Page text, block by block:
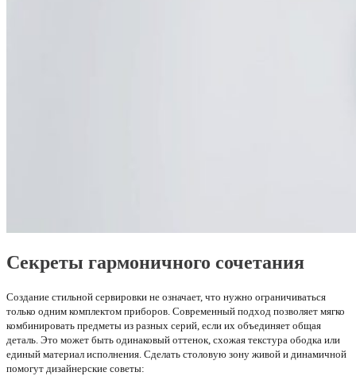
Секреты гармоничного сочетания
Создание стильной сервировки не означает, что нужно ограничиваться
только одним комплектом приборов. Современный подход позволяет мягко
комбинировать предметы из разных серий, если их объединяет общая
деталь. Это может быть одинаковый оттенок, схожая текстура ободка или
единый материал исполнения. Сделать столовую зону живой и динамичной
помогут дизайнерские советы: